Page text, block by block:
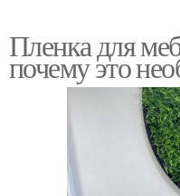
Пленка для
почему это